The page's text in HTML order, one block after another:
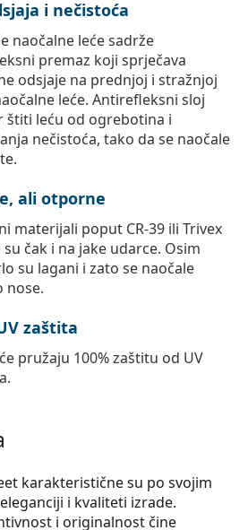
i nečistoća
naočalne leće sadrže
premaz koji sprječava
odsjaje na prednjoj i stražnjoj
leće. Antirefleksni sloj
štiti leću od ogrebotina i
nečistoća, tako da se naočale
ali otporne
materijali poput CR-39 ili Trivex
čak i na jake udarce. Osim
su lagani i zato se naočale
nose.
zaštita
pružaju 100% zaštitu od UV
karakteristične su po svojim
i kvaliteti izrade.
i originalnost čine